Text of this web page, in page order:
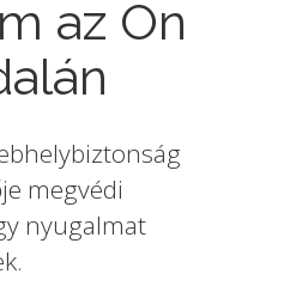
az Ön
megvédi
nyugalmat